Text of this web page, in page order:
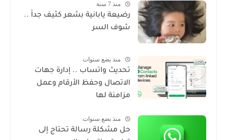
منذ 7 سنة
رضيعة يابانية بشعر كثيف جداً ..
شوف السر
منذ بضع سنوات
تحديث واتساب .. إدارة جهات
الاتصال وحفظ الأرقام وعمل
مزامنة لها
منذ بضع سنوات
حل مشكلة رسالة تحتاج إلى